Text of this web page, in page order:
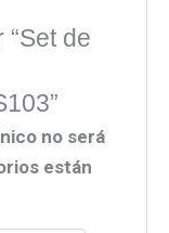
de
no será
están